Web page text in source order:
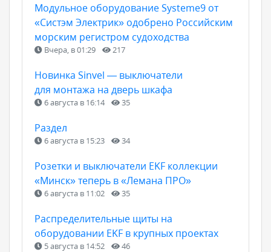
Модульное оборудование Systeme9 от
«Систэм Электрик» одобрено Российским
морским регистром судоходства
Вчера, в 01:29 217
Новинка Sinvel — выключатели
для монтажа на дверь шкафа
6 августа в 16:14 35
Раздел
6 августа в 15:23 34
Розетки и выключатели EKF коллекции
«Минск» теперь в «Лемана ПРО»
6 августа в 11:02 35
Распределительные щиты на
оборудовании EKF в крупных проектах
5 августа в 14:52 46